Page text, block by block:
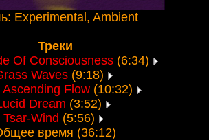
Experimental, Ambient
Треки
Of Consciousness (6:34)
Waves(9:18)
Ascending Flow (10:32)
Dream (3:52)
Tsar-Wind (5:56)
время (36:12)